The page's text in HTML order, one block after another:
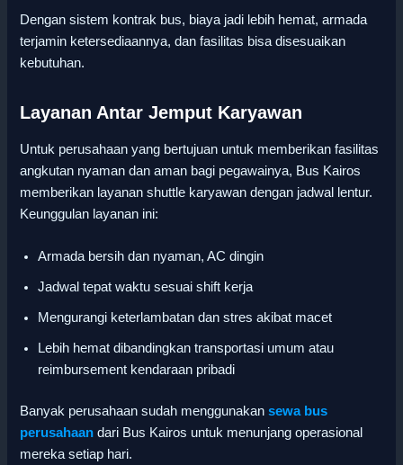
Dengan sistem kontrak bus, biaya jadi lebih hemat, armada
terjamin ketersediaannya, dan fasilitas bisa disesuaikan
kebutuhan.
Layanan Antar Jemput Karyawan
Untuk perusahaan yang bertujuan untuk memberikan fasilitas
angkutan nyaman dan aman bagi pegawainya, Bus Kairos
memberikan layanan shuttle karyawan dengan jadwal lentur.
Keunggulan layanan ini:
Armada bersih dan nyaman, AC dingin
Jadwal tepat waktu sesuai shift kerja
Mengurangi keterlambatan dan stres akibat macet
Lebih hemat dibandingkan transportasi umum atau
reimbursement kendaraan pribadi
Banyak perusahaan sudah menggunakan sewa bus
perusahaan dari Bus Kairos untuk menunjang operasional
mereka setiap hari.